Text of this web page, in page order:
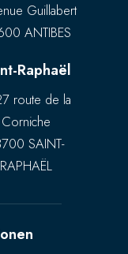
Guillabert
ANTIBES
Raphaël
route de la
Corniche
SAINT-
RAPHAËL